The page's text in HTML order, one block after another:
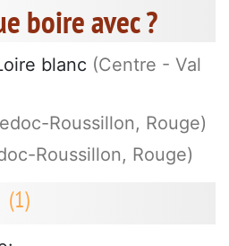
boire avec ?
blanc (Centre - Val
Roussillon, Rouge)
Roussillon, Rouge)